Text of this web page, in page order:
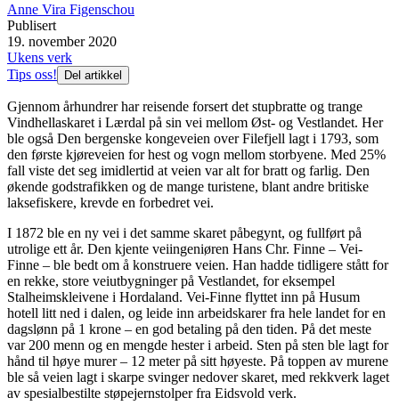
Anne Vira Figenschou
Publisert
19. november 2020
Ukens verk
Tips oss!
Del artikkel
Gjennom århundrer har reisende forsert det stupbratte og trange
Vindhellaskaret i Lærdal på sin vei mellom Øst- og Vestlandet. Her
ble også Den bergenske kongeveien over Filefjell lagt i 1793, som
den første kjøreveien for hest og vogn mellom storbyene. Med 25%
fall viste det seg imidlertid at veien var alt for bratt og farlig. Den
økende godstrafikken og de mange turistene, blant andre britiske
laksefiskere, krevde en forbedret vei.
I 1872 ble en ny vei i det samme skaret påbegynt, og fullført på
utrolige ett år. Den kjente veiingeniøren Hans Chr. Finne – Vei-
Finne – ble bedt om å konstruere veien. Han hadde tidligere stått for
en rekke, store veiutbygninger på Vestlandet, for eksempel
Stalheimskleivene i Hordaland. Vei-Finne flyttet inn på Husum
hotell litt ned i dalen, og leide inn arbeidskarer fra hele landet for en
dagslønn på 1 krone – en god betaling på den tiden. På det meste
var 200 menn og en mengde hester i arbeid. Sten på sten ble lagt for
hånd til høye murer – 12 meter på sitt høyeste. På toppen av murene
ble så veien lagt i skarpe svinger nedover skaret, med rekkverk laget
av spesialbestilte støpejernstolper fra Eidsvold verk.